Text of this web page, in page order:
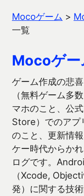
Mocoゲーム >
一覧
Mocoゲ
ゲーム作成の悲
（無料ゲーム多
マホのこと、公
Store）でのアプ
のこと、更新情
ケー時代からか
ログです。
（Xcode,
発）に関する技